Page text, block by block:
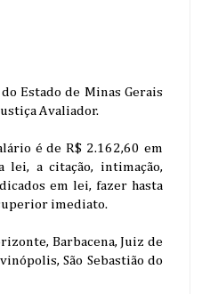
Estado de Minas Gerais
Avaliador.
é de R$ 2.162,60 em
lei, a citação, intimação,
em lei, fazer hasta
imediato.
Barbacena, Juiz de
São Sebastião do